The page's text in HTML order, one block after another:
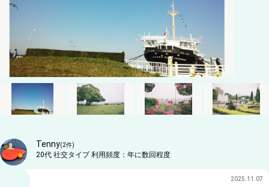
Tenny(2件)
20代 社交タイプ利用頻度： 年に数回程度
2025.11.07